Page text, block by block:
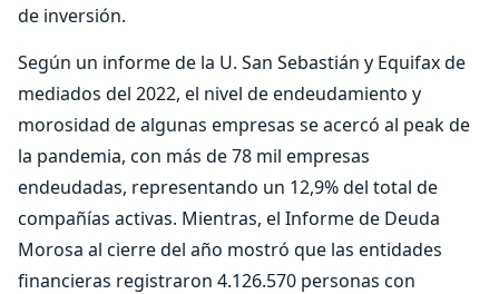
de inversión.
Según un informe de la U. San Sebastián y Equifax de
mediados del 2022, el nivel de endeudamiento y
morosidad de algunas empresas se acercó al peak de
la pandemia, con más de 78 mil empresas
endeudadas, representando un 12,9% del total de
compañías activas. Mientras, el Informe de Deuda
Morosa al cierre del año mostró que las entidades
financieras registraron 4.126.570 personas con